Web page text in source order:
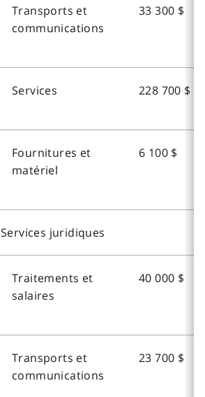
Transports et
communications
33 300 $
Services 228 700 $
Fournitures et
matériel
6 100 $
Services juridiques
Traitements et
salaires
40 000 $
Transports et
communications
23 700 $